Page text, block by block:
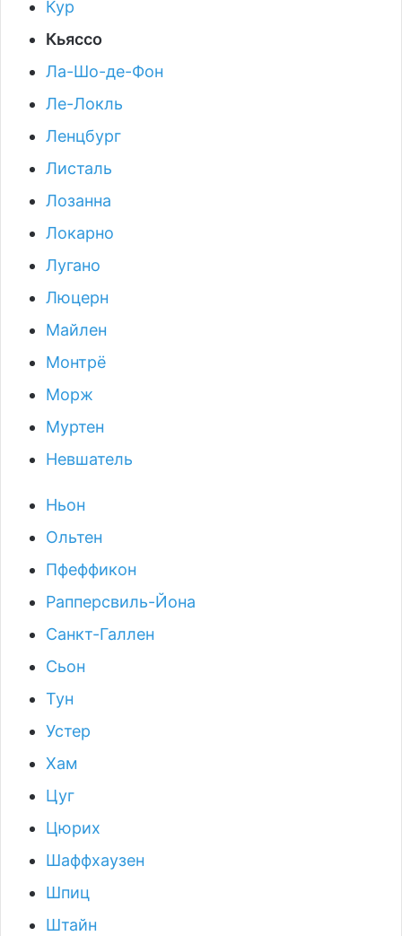
Кур
Кьяссо
Ла-Шо-де-Фон
Ле-Локль
Ленцбург
Листаль
Лозанна
Локарно
Лугано
Люцерн
Майлен
Монтрё
Морж
Муртен
Невшатель
Ньон
Ольтен
Пфеффикон
Рапперсвиль-Йона
Санкт-Галлен
Сьон
Тун
Устер
Хам
Цуг
Цюрих
Шаффхаузен
Шпиц
Штайн